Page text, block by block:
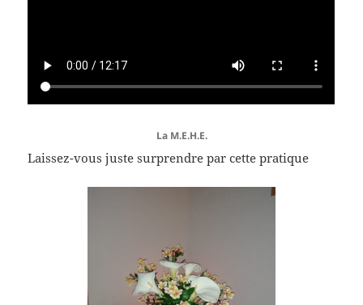
La M.E.H.E.
Laissez-vous juste surprendre par cette pratique